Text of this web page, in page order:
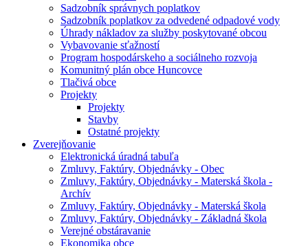
Sadzobník správnych poplatkov
Sadzobník poplatkov za odvedené odpadové vody
Úhrady nákladov za služby poskytované obcou
Vybavovanie sťažností
Program hospodárskeho a sociálneho rozvoja
Komunitný plán obce Huncovce
Tlačivá obce
Projekty
Projekty
Stavby
Ostatné projekty
Zverejňovanie
Elektronická úradná tabuľa
Zmluvy, Faktúry, Objednávky - Obec
Zmluvy, Faktúry, Objednávky - Materská škola -
Archív
Zmluvy, Faktúry, Objednávky - Materská škola
Zmluvy, Faktúry, Objednávky - Základná škola
Verejné obstáravanie
Ekonomika obce